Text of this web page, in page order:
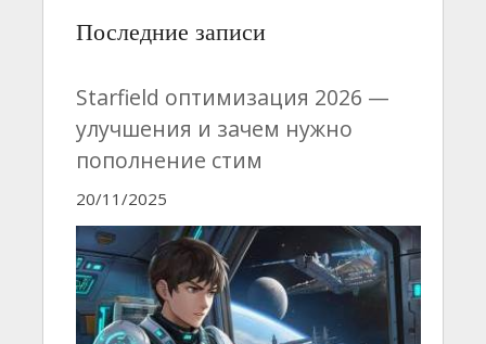
Последние записи
Starfield оптимизация 2026 —
улучшения и зачем нужно
пополнение стим
20/11/2025